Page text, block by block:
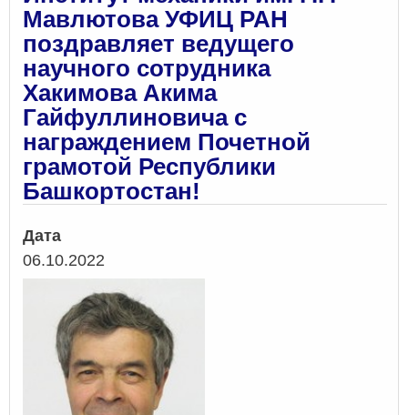
Мавлютова УФИЦ РАН
поздравляет ведущего
научного сотрудника
Хакимова Акима
Гайфуллиновича с
награждением Почетной
грамотой Республики
Башкортостан!
Дата
06.10.2022